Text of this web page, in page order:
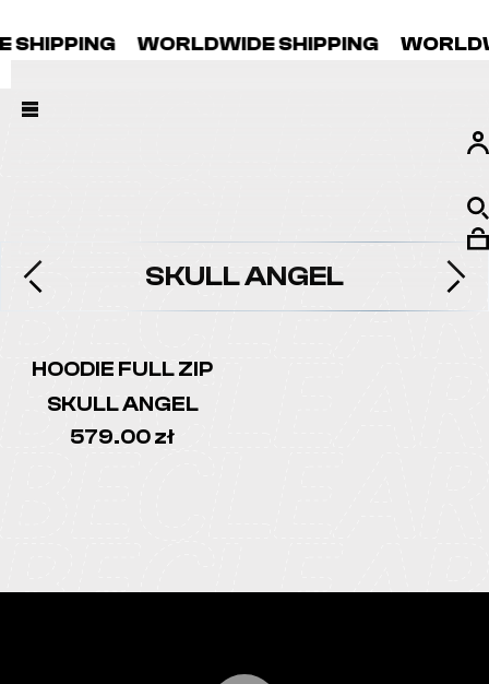
WORLDWIDE SHIPPING
SKULL ANGEL
HOODIE FULL ZIP
SKULL ANGEL
579.00zł